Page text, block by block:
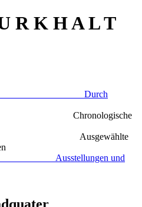
R K H A L T
Durch
Ausgewählte
und